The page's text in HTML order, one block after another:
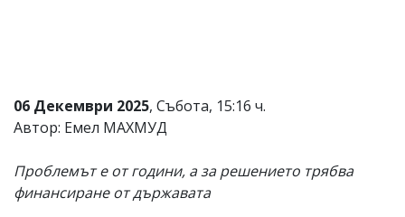
06 Декември 2025, Събота, 15:16 ч.
Автор: Емел МАХМУД
Проблемът е от години, а за решението трябва
финансиране от държавата